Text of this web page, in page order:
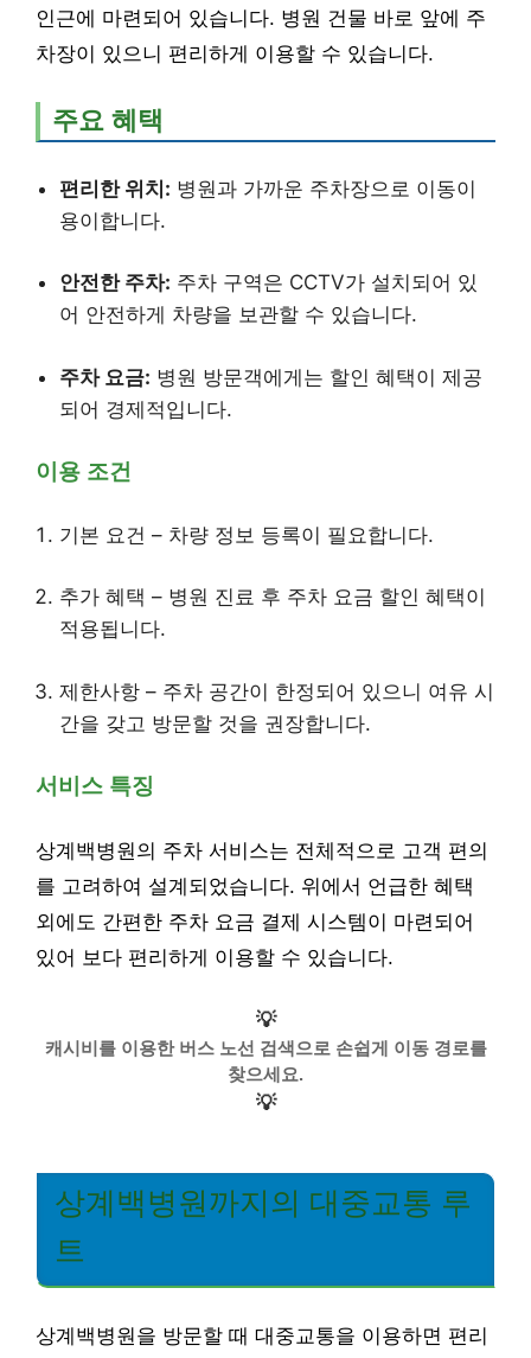
인근에 마련되어 있습니다. 병원 건물 바로 앞에 주
차장이 있으니 편리하게 이용할 수 있습니다.
주요 혜택
편리한 위치: 병원과 가까운 주차장으로 이동이
용이합니다.
안전한 주차: 주차 구역은 CCTV가 설치되어 있
어 안전하게 차량을 보관할 수 있습니다.
주차 요금: 병원 방문객에게는 할인 혜택이 제공
되어 경제적입니다.
이용 조건
기본 요건 – 차량 정보 등록이 필요합니다.
추가 혜택 – 병원 진료 후 주차 요금 할인 혜택이
적용됩니다.
제한사항 – 주차 공간이 한정되어 있으니 여유 시
간을 갖고 방문할 것을 권장합니다.
서비스 특징
상계백병원의 주차 서비스는 전체적으로 고객 편의
를 고려하여 설계되었습니다. 위에서 언급한 혜택
외에도 간편한 주차 요금 결제 시스템이 마련되어
있어 보다 편리하게 이용할 수 있습니다.
💡
캐시비를 이용한 버스 노선 검색으로 손쉽게 이동 경로를
찾으세요.
💡
상계백병원까지의 대중교통 루
트
상계백병원을 방문할 때 대중교통을 이용하면 편리